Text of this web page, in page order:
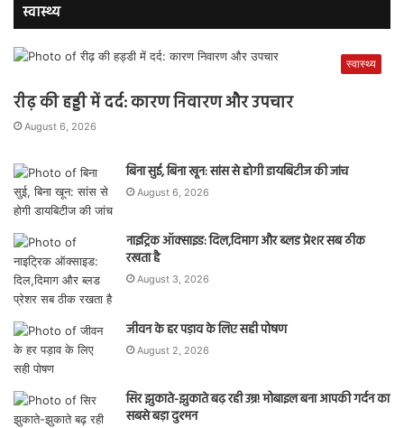
स्वास्थ्य
स्वास्थ्य
रीढ़ की हड्डी में दर्द: कारण निवारण और उपचार
August 6, 2026
बिना सुई, बिना खून: सांस से होगी डायबिटीज की जांच
August 6, 2026
नाइट्रिक ऑक्साइड: दिल,दिमाग और ब्लड प्रेशर सब ठीक
रखता है
August 3, 2026
जीवन के हर पड़ाव के लिए सही पोषण
August 2, 2026
सिर झुकाते-झुकाते बढ़ रही उम्र! मोबाइल बना आपकी गर्दन का
सबसे बड़ा दुश्मन